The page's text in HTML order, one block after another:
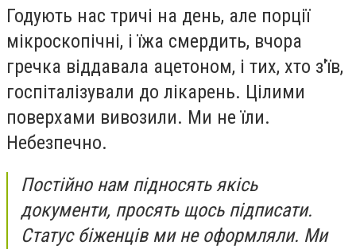
Годують нас тричі на день, але порції
мікроскопічні, і їжа смердить, вчора
гречка віддавала ацетоном, і тих, хто з'їв,
госпіталізували до лікарень. Цілими
поверхами вивозили. Ми не їли.
Небезпечно.
Постійно нам підносять якісь
документи, просять щось підписати.
Статус біженців ми не оформляли. Ми